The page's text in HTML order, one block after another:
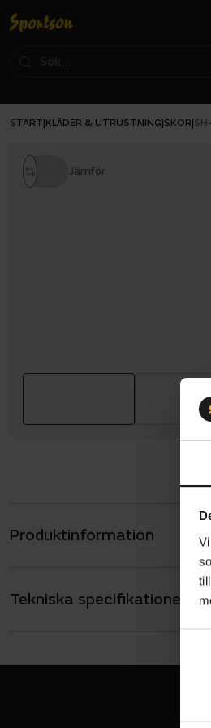
START KLÄDER & UTRUSTNING SKOR
Jämför
Produktinformation
Tekniska specifikationer